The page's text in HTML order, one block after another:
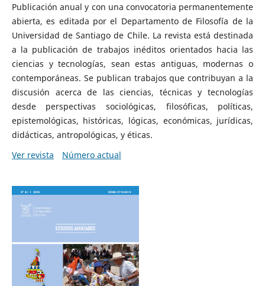
Publicación anual y con una convocatoria permanentemente
abierta, es editada por el Departamento de Filosofía de la
Universidad de Santiago de Chile. La revista está destinada
a la publicación de trabajos inéditos orientados hacia las
ciencias y tecnologías, sean estas antiguas, modernas o
contemporáneas. Se publican trabajos que contribuyan a la
discusión acerca de las ciencias, técnicas y tecnologías
desde perspectivas sociológicas, filosóficas, políticas,
epistemológicas, históricas, lógicas, económicas, jurídicas,
didácticas, antropológicas, y éticas.
Ver revista
Número actual